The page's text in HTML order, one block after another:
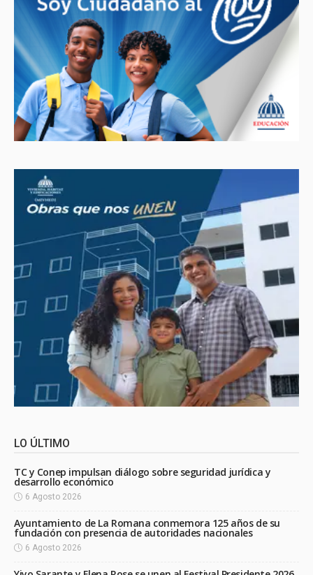
LO ÚLTIMO
TC y Conep impulsan diálogo sobre seguridad jurídica y
desarrollo económico
6 Agosto 2026
Ayuntamiento de La Romana conmemora 125 años de su
fundación con presencia de autoridades nacionales
6 Agosto 2026